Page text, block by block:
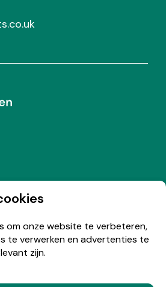
om onze website te verbeteren,
te verwerken en advertenties te
zijn.
de Prins nieuwsbrief